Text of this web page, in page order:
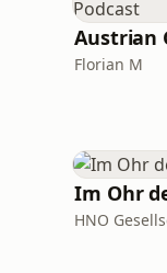
Florian M